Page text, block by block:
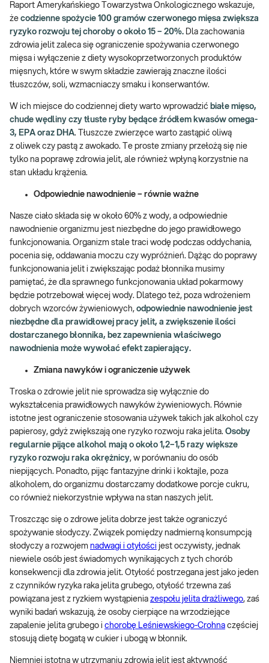
Raport Amerykańskiego Towarzystwa Onkologicznego wskazuje,
że codzienne spożycie 100 gramów czerwonego mięsa zwiększa
ryzyko rozwoju tej choroby o około 15 – 20%. Dla zachowania
zdrowia jelit zaleca się ograniczenie spożywania czerwonego
mięsa i wyłączenie z diety wysokoprzetworzonych produktów
mięsnych, które w swym składzie zawierają znaczne ilości
tłuszczów, soli, wzmacniaczy smaku i konserwantów.
W ich miejsce do codziennej diety warto wprowadzić białe mięso,
chude wędliny czy tłuste ryby będące źródłem kwasów omega-
3, EPA oraz DHA. Tłuszcze zwierzęce warto zastąpić oliwą
z oliwek czy pastą z awokado. Te proste zmiany przełożą się nie
tylko na poprawę zdrowia jelit, ale również wpłyną korzystnie na
stan układu krążenia.
Odpowiednie nawodnienie – równie ważne
Nasze ciało składa się w około 60% z wody, a odpowiednie
nawodnienie organizmu jest niezbędne do jego prawidłowego
funkcjonowania. Organizm stale traci wodę podczas oddychania,
pocenia się, oddawania moczu czy wypróżnień. Dążąc do poprawy
funkcjonowania jelit i zwiększając podaż błonnika musimy
pamiętać, że dla sprawnego funkcjonowania układ pokarmowy
będzie potrzebował więcej wody. Dlatego też, poza wdrożeniem
dobrych wzorców żywieniowych, odpowiednie nawodnienie jest
niezbędne dla prawidłowej pracy jelit, a zwiększenie ilości
dostarczanego błonnika, bez zapewnienia właściwego
nawodnienia może wywołać efekt zapierający.
Zmiana nawyków i ograniczenie używek
Troska o zdrowie jelit nie sprowadza się wyłącznie do
wykształcenia prawidłowych nawyków żywieniowych. Równie
istotne jest ograniczenie stosowania używek takich jak alkohol czy
papierosy, gdyż zwiększają one ryzyko rozwoju raka jelita. Osoby
regularnie pijące alkohol mają o około 1,2–1,5 razy większe
ryzyko rozwoju raka okrężnicy, w porównaniu do osób
niepijących. Ponadto, pijąc fantazyjne drinki i koktajle, poza
alkoholem, do organizmu dostarczamy dodatkowe porcje cukru,
co również niekorzystnie wpływa na stan naszych jelit.
Troszcząc się o zdrowe jelita dobrze jest także ograniczyć
spożywanie słodyczy. Związek pomiędzy nadmierną konsumpcją
słodyczy a rozwojem nadwagi i otyłości jest oczywisty, jednak
niewiele osób jest świadomych wynikających z tych chorób
konsekwencji dla zdrowia jelit. Otyłość postrzegana jest jako jeden
z czynników ryzyka raka jelita grubego, otyłość trzewna zaś
powiązana jest z ryzkiem wystąpienia zespołu jelita drażliwego, zaś
wyniki badań wskazują, że osoby cierpiące na wrzodziejące
zapalenie jelita grubego i chorobę Leśniewskiego-Crohna częściej
stosują dietę bogatą w cukier i ubogą w błonnik.
Niemniej istotna w utrzymaniu zdrowia jelit jest aktywność